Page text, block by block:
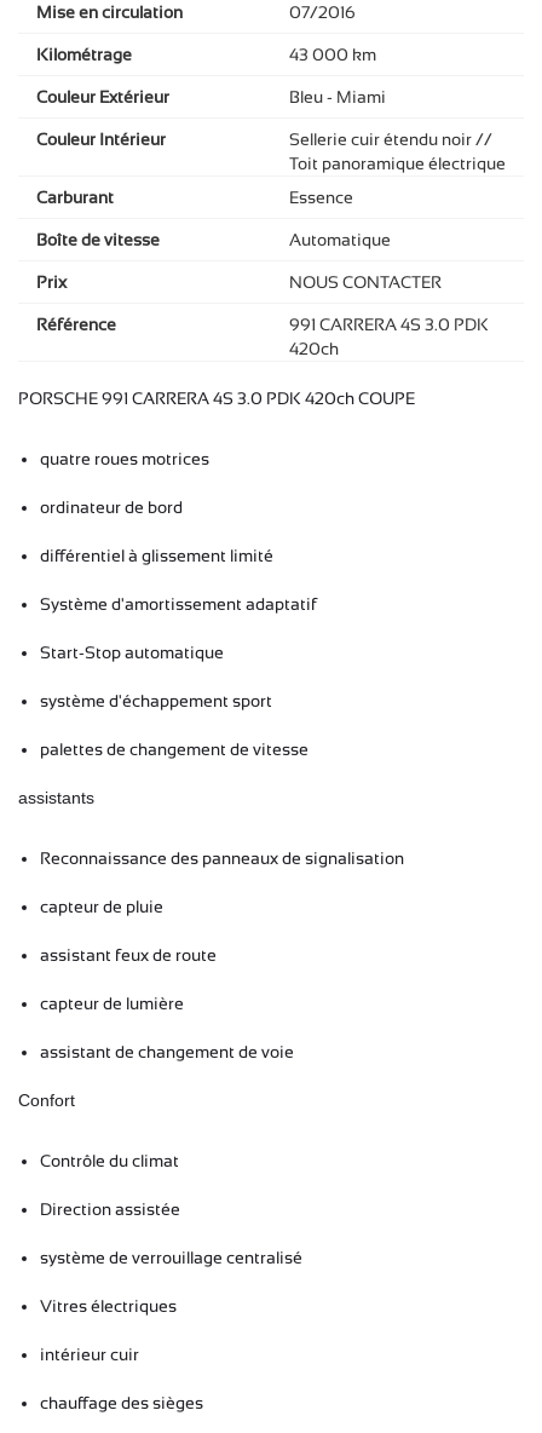
Mise en circulation 07/2016
Kilométrage 43 000 km
Couleur Extérieur Bleu - Miami
Couleur Intérieur
Sellerie cuir étendu noir //
Toit panoramique électrique
Carburant
Essence
Boîte de vitesse Automatique
Prix NOUS CONTACTER
Référence
991 CARRERA 4S 3.0 PDK
420ch
PORSCHE 991 CARRERA 4S 3.0 PDK 420ch COUPE
quatre roues motrices
ordinateur de bord
différentiel à glissement limité
Système d'amortissement adaptatif
Start-Stop automatique
système d'échappement sport
palettes de changement de vitesse
assistants
Reconnaissance des panneaux de signalisation
capteur de pluie
assistant feux de route
capteur de lumière
assistant de changement de voie
Confort
Contrôle du climat
Direction assistée
système de verrouillage centralisé
Vitres électriques
intérieur cuir
chauffage des sièges